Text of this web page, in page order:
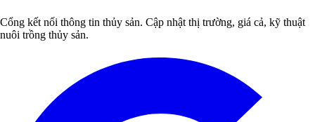
Cổng kết nối thông tin thủy sản. Cập nhật thị trường, giá cả, kỹ thuật
nuôi trồng thủy sản.